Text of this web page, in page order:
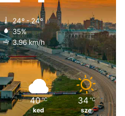
24º - 24º
35%
3.96 km/h
40 ℃
ked
34 ℃
sze